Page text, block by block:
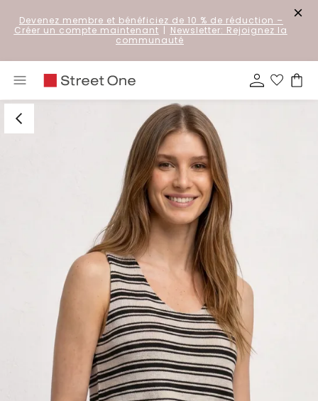
Devenez membre et bénéficiez de 10 % de réduction –
Créer un compte maintenant | Newsletter: Rejoignez la
communauté